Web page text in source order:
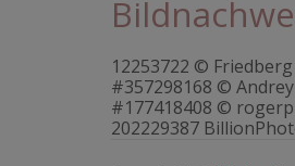
12253722 ©
#357298168 ©
#177418408 ©
202229387